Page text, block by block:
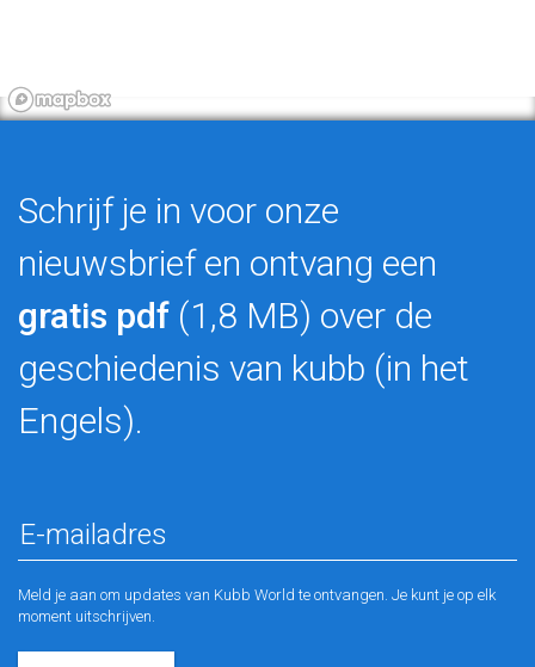
Schrijf je in voor onze
nieuwsbrief en ontvang een
gratis pdf (1,8 MB) over de
geschiedenis van kubb (in het
Engels).
Meld je aan om updates van Kubb World te ontvangen. Je kunt je op elk
moment uitschrijven.